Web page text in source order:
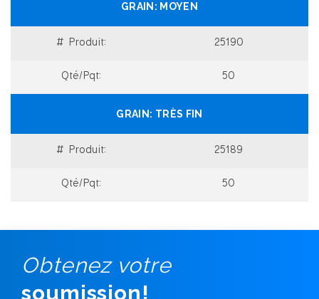
MOYEN
25190
50
TRÈS FIN
25189
50
Obtenez votre
soumission!